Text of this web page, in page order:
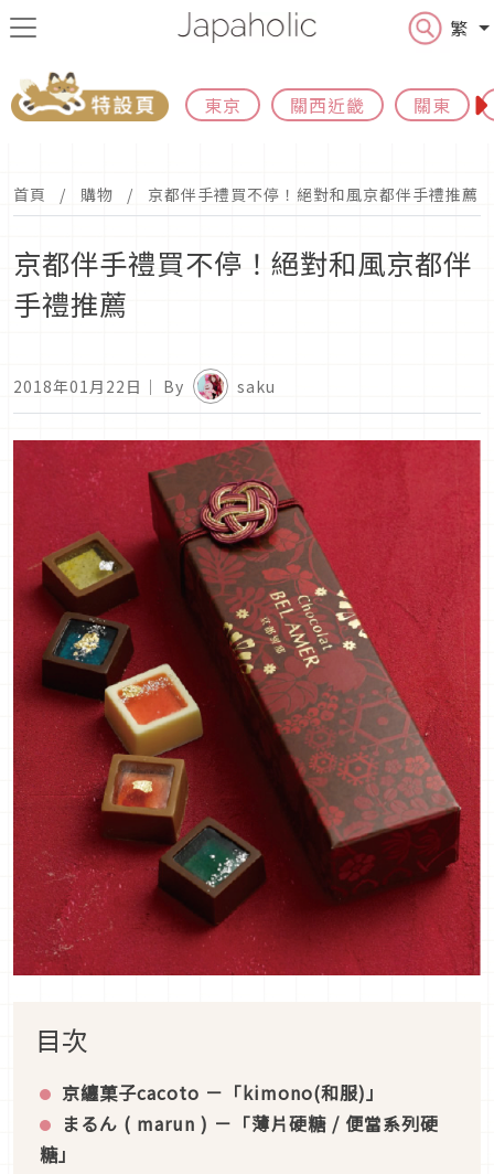
繁
東京 關西近畿 關東
首頁 購物 京都伴手禮買不停！絕對和風京都伴手禮推薦
京都伴手禮買不停！絕對和風京都伴
手禮推薦
2018年01月22日 ｜ By saku
目次
京纏菓子cacoto －「kimono(和服)」
まるん ( marun ) － 「薄片硬糖 / 便當系列硬
糖」